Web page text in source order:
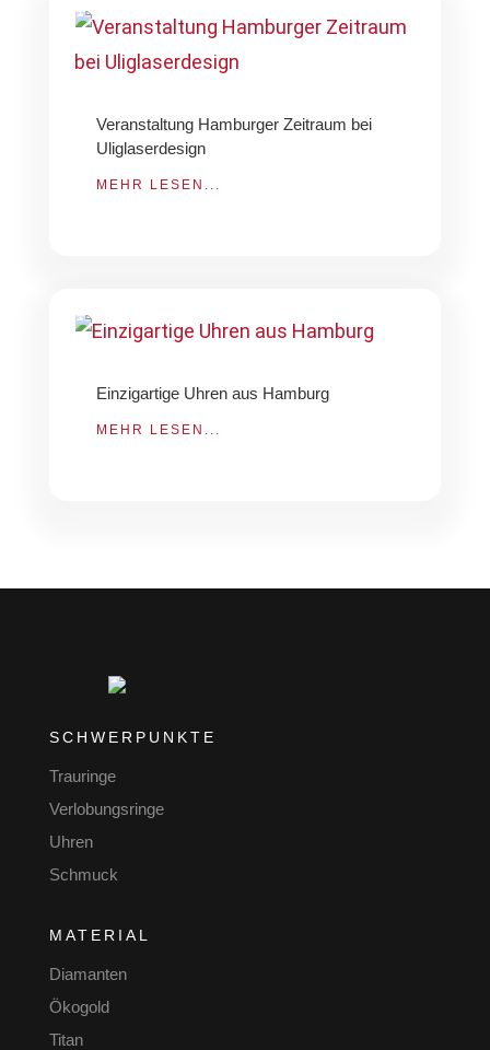
Veranstaltung Hamburger Zeitraum bei
Uliglaserdesign
MEHR LESEN...
Einzigartige Uhren aus Hamburg
MEHR LESEN...
SCHWERPUNKTE
Trauringe
Verlobungsringe
Uhren
Schmuck
MATERIAL
Diamanten
Ökogold
Titan